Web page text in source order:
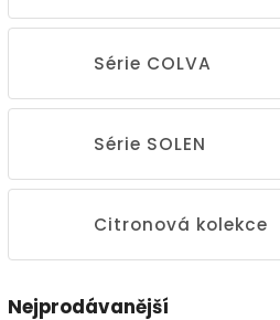
Série COLVA
Série SOLEN
Citronová kolekce
Nejprodávanější